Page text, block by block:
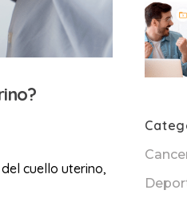
cuello uterino,